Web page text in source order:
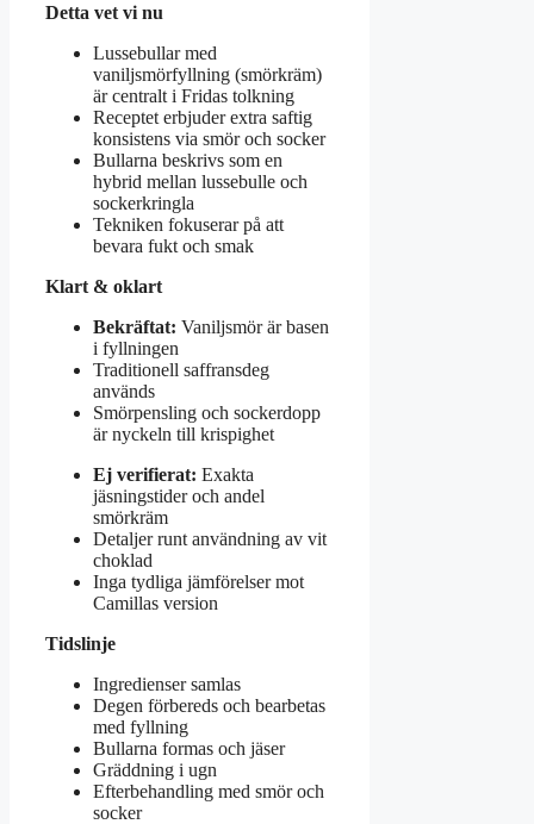
Detta vet vi nu
Lussebullar med
vaniljsmörfyllning (smörkräm)
är centralt i Fridas tolkning
Receptet erbjuder extra saftig
konsistens via smör och socker
Bullarna beskrivs som en
hybrid mellan lussebulle och
sockerkringla
Tekniken fokuserar på att
bevara fukt och smak
Klart & oklart
Bekräftat: Vaniljsmör är basen
i fyllningen
Traditionell saffransdeg
används
Smörpensling och sockerdopp
är nyckeln till krispighet
Ej verifierat: Exakta
jäsningstider och andel
smörkräm
Detaljer runt användning av vit
choklad
Inga tydliga jämförelser mot
Camillas version
Tidslinje
Ingredienser samlas
Degen förbereds och bearbetas
med fyllning
Bullarna formas och jäser
Gräddning i ugn
Efterbehandling med smör och
socker